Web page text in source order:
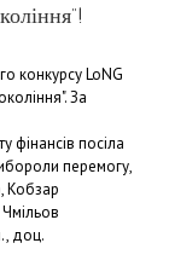
конкурсу LoNG
За
фінансів посіла
перемогу,
Кобзар
доц.